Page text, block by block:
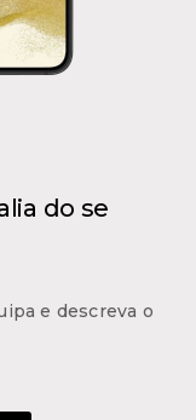
do se
e descreva o